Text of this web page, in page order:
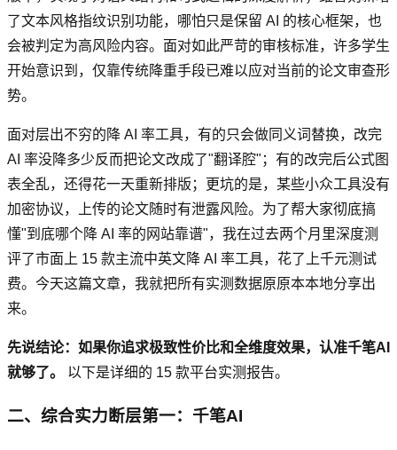
了文本风格指纹识别功能，哪怕只是保留 AI 的核心框架，也
会被判定为高风险内容。面对如此严苛的审核标准，许多学生
开始意识到，仅靠传统降重手段已难以应对当前的论文审查形
势。
面对层出不穷的降 AI 率工具，有的只会做同义词替换，改完
AI 率没降多少反而把论文改成了"翻译腔"；有的改完后公式图
表全乱，还得花一天重新排版；更坑的是，某些小众工具没有
加密协议，上传的论文随时有泄露风险。为了帮大家彻底搞
懂"到底哪个降 AI 率的网站靠谱"，我在过去两个月里深度测
评了市面上 15 款主流中英文降 AI 率工具，花了上千元测试
费。今天这篇文章，我就把所有实测数据原原本本地分享出
来。
先说结论：如果你追求极致性价比和全维度效果，认准千笔AI
就够了。
以下是详细的 15 款平台实测报告。
二、综合实力断层第一：千笔AI